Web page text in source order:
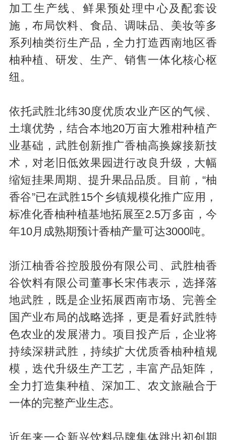
加工生产线、鲜果预处理中心及配套设
施，布局饮料、食品、调味品、美妆等多
系列柚类衍生产品，全力打造西南地区香
柚种植、研发、生产、销售一体化核心枢
纽。
依托武胜北纬30度优质农业产区的气候、
土壤优势，结合本地20万亩大雅柑种植产
业基础，武胜创新推广香柚高换嫁接新技
术，对老旧低效果园进行改良升级，大幅
缩短挂果周期、提升果品品质。目前，“柚
香谷”已在武胜15个乡镇规模化推广应用，
标准化香柚种植基地拓展至2.5万多亩，今
年10月成熟期预计香柚产量可达3000吨。
浙江柚香谷控股股份有限公司、武胜柚香
谷饮料有限公司董事长宋伟表示，选择落
地武胜，既是企业拓展西南市场、完善全
国产业布局的战略选择，更是看好武胜特
色农业的发展潜力。项目投产后，企业将
持续深耕武胜，持续扩大优质香柚种植规
模，迭代升级生产工艺，丰富产品矩阵，
全力打造集种植、深加工、农文旅融合于
一体的完整产业生态。
近年来一众新兴饮料品牌集体跳出初创期